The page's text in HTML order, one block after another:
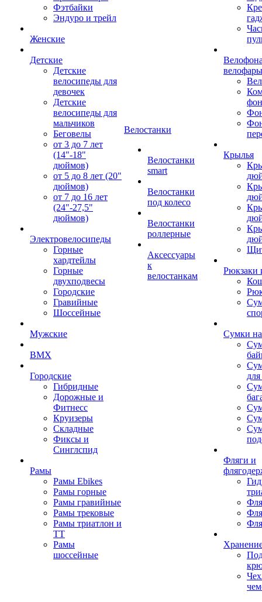
Фэтбайки
Эндуро и трейл
Женские
Детские
Детские
велосипеды для
девочек
Детские
велосипеды для
мальчиков
Беговелы
от 3 до 7 лет
(14"-18"
дюймов)
от 5 до 8 лет (20"
дюймов)
от 7 до 16 лет
(24"-27,5"
дюймов)
Электровелосипеды
Горные
хардтейлы
Горные
двухподвесы
Городские
Гравийные
Шоссейные
Мужские
BMX
Городские
Гибридные
Дорожные и
Фитнесс
Круизеры
Складные
Фиксы и
Синглспид
Рамы
Рамы Ebikes
Рамы горные
Рамы гравийные
Рамы трековые
Рамы триатлон и
ТТ
Рамы
шоссейные
Велостанки
Велостанки
smart
Велостанки
под колесо
Велостанки
роллерные
Аксессуары
к
велостанкам
велофары
Крылья
Рюкзаки
Сумки
Фляги и